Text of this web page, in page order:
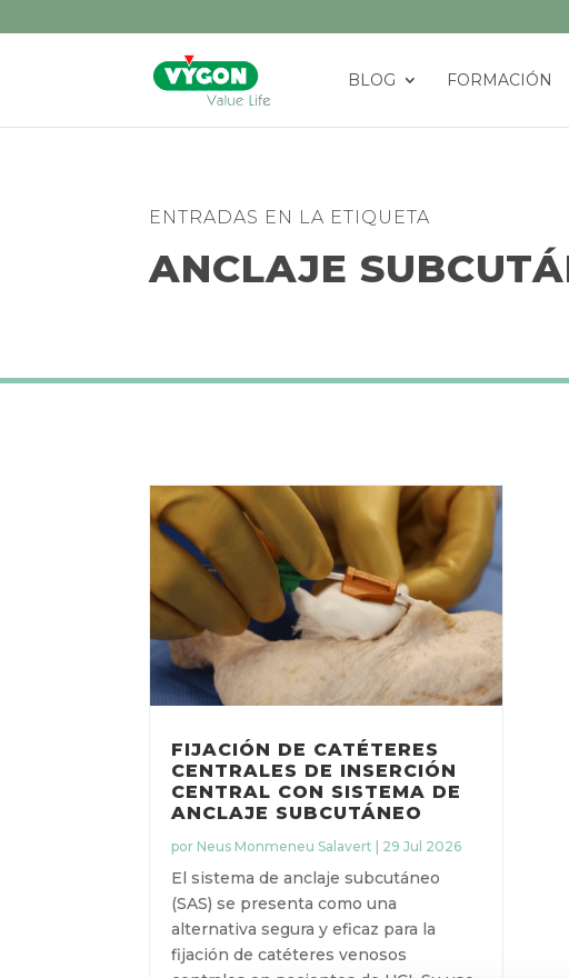
BLOG FORMACIÓN
ENTRADAS EN LA ETIQUETA
ANCLAJE
FIJACIÓN DE CATÉTERES
CENTRALES DE INSERCIÓN
CENTRAL CON SISTEMA DE
ANCLAJE SUBCUTÁNEO
por Neus Monmeneu Salavert| 29 Jul 2026
El sistema de anclaje subcutáneo
(SAS) se presenta como una
alternativa segura y eficaz para la
fijación de catéteres venosos